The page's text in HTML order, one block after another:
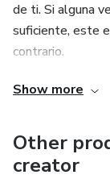
de ti. Si alguna
suficiente, este
contrario.
👉 Inscríbete
Show more
Other
creator